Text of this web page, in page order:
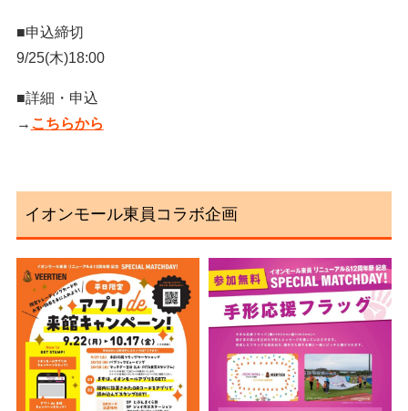
■申込締切
9/25(木)18:00
■詳細・申込
→ こちらから
イオンモール東員コラボ企画